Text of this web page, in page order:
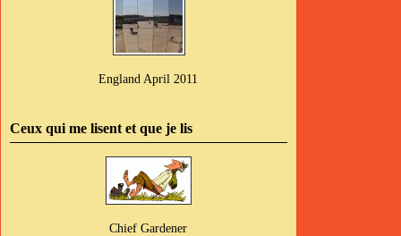
England April 2011
Ceux qui me lisent et que je lis
Chief Gardener